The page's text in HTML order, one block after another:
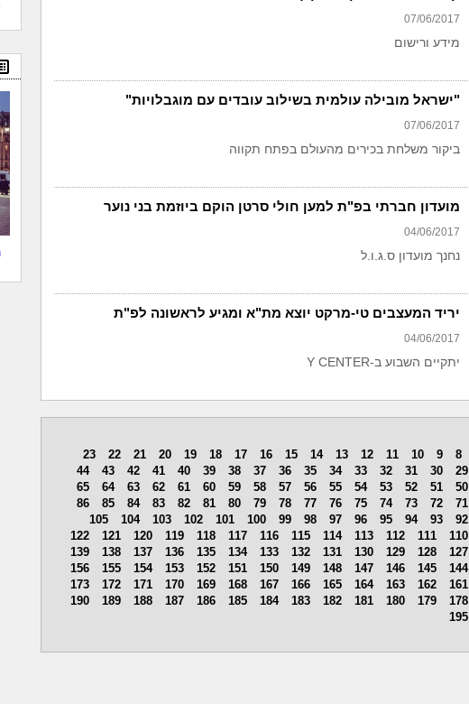
07/06/2017
מידע ורישום
"ישראל מובילה עולמית בשילוב עובדים עם מוגבלויות"
07/06/2017
ביקור משלחת בכירים מהעולם בפתח תקווה
מועדון חברתי בפ"ת למען חולי סרטן הוקם ביוזמת בני נוער
04/06/2017
נחנך מועדון ס.ג.ו.ל
יריד המעצבים טי-מרקט יוצא מת"א ומגיע לראשונה לפ"ת
04/06/2017
יתקיים השבוע ב-Y CENTER
8
9
10
11
12
13
14
15
16
17
18
19
20
21
22
23
29
30
31
32
33
34
35
36
37
38
39
40
41
42
43
44
50
51
52
53
54
55
56
57
58
59
60
61
62
63
64
65
71
72
73
74
75
76
77
78
79
80
81
82
83
84
85
86
92
93
94
95
96
97
98
99
100
101
102
103
104
105
110
111
112
113
114
115
116
117
118
119
120
121
122
127
128
129
130
131
132
133
134
135
136
137
138
139
144
145
146
147
148
149
150
151
152
153
154
155
156
161
162
163
164
165
166
167
168
169
170
171
172
173
178
179
180
181
182
183
184
185
186
187
188
189
190
195